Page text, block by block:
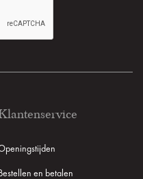
Bestellen en betalen